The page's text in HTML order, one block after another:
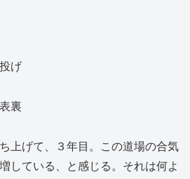
げ
裏
上げて、３年目。この道場の合気
している、と感じる。それは何よ